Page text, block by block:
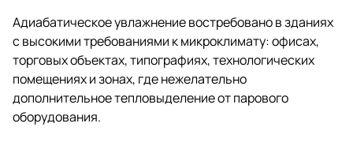
Адиабатическое увлажнение востребовано в зданиях
с высокими требованиями к микроклимату: офисах,
торговых объектах, типографиях, технологических
помещениях и зонах, где нежелательно
дополнительное тепловыделение от парового
оборудования.